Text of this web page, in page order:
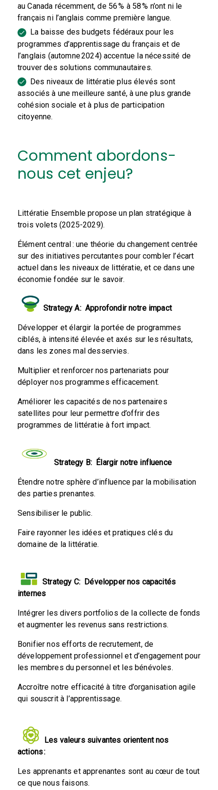
au Canada récemment, de 56 % à 58 % n’ont ni le
français ni l’anglais comme première langue.
La baisse des budgets fédéraux pour les
programmes d’apprentissage du français et de
l’anglais (automne 2024) accentue la nécessité de
trouver des solutions communautaires.
Des niveaux de littératie plus élevés sont
associés à une meilleure santé, à une plus grande
cohésion sociale et à plus de participation
citoyenne.
Comment abordons-
nous cet enjeu?
Littératie Ensemble propose un plan stratégique à
trois volets (2025-2029).
Élément central : une théorie du changement centrée
sur des initiatives percutantes pour combler l’écart
actuel dans les niveaux de littératie, et ce dans une
économie fondée sur le savoir.
Strategy A:Approfondir notre impact
Développer et élargir la portée de programmes
ciblés, à intensité élevée et axés sur les résultats,
dans les zones mal desservies.
Multiplier et renforcer nos partenariats pour
déployer nos programmes efficacement.
Améliorer les capacités de nos partenaires
satellites pour leur permettre d’offrir des
programmes de littératie à fort impact.
Strategy B:Élargir notre influence
Étendre notre sphère d’influence par la mobilisation
des parties prenantes.
Sensibiliser le public.
Faire rayonner les idées et pratiques clés du
domaine de la littératie.
Strategy C: Développer nos capacités
internes
Intégrer les divers portfolios de la collecte de fonds
et augmenter les revenus sans restrictions.
Bonifier nos efforts de recrutement, de
développement professionnel et d’engagement pour
les membres du personnel et les bénévoles.
Accroître notre efficacité à titre d’organisation agile
qui souscrit à l’apprentissage.
Les valeurs suivantes orientent nos
actions :
Les apprenants et apprenantes sont au cœur de tout
ce que nous faisons.